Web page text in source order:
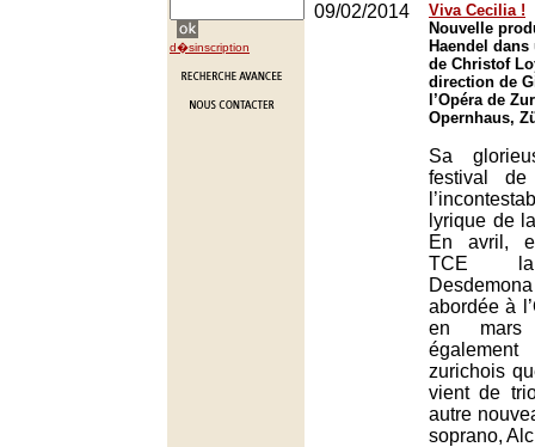
d�sinscription
09/02/2014
Viva Cecilia !
Nouvelle
Haendel
de Christof
direction de
l’Opéra de
Opernhaus,
Sa
festival de
lyrique de
En avril,
TCE la
abordée à
en mars
zurichois
vient de
autre
soprano,